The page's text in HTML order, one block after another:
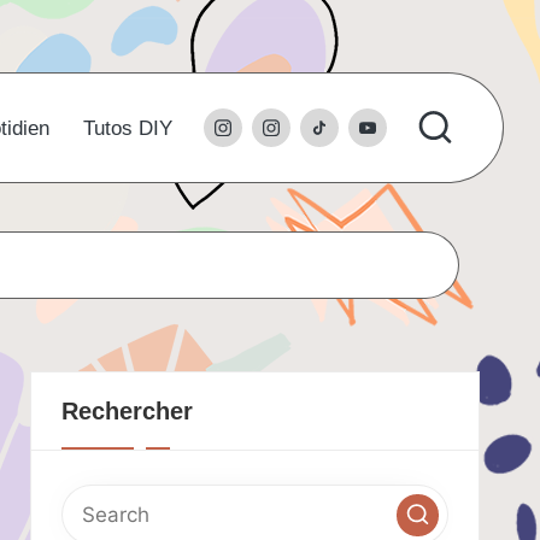
Tutos DIY instagraml’instagram
studio
tiktok youtube
Rechercher